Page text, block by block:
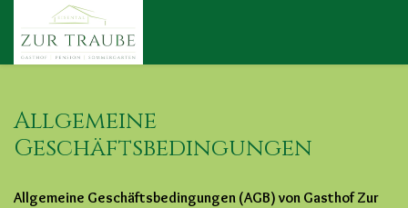
Allgemeine
Geschäftsbedingungen
Allgemeine Geschäftsbedingungen (AGB) von Gasthof Zur